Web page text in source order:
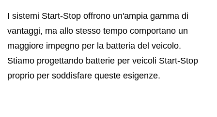
I sistemi Start-Stop offrono un'ampia gamma di
vantaggi, ma allo stesso tempo comportano un
maggiore impegno per la batteria del veicolo.
Stiamo progettando batterie per veicoli Start-Stop
proprio per soddisfare queste esigenze.